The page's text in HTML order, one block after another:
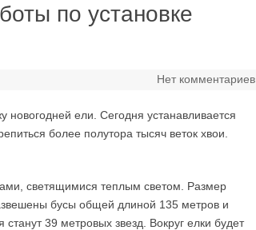
по установке
Нет комментариев
ели. Сегодня устанавливается
более полутора тысяч веток хвои.
светящимися теплым светом. Размер
бусы общей длиной 135 метров и
39 метровых звезд. Вокруг елки будет